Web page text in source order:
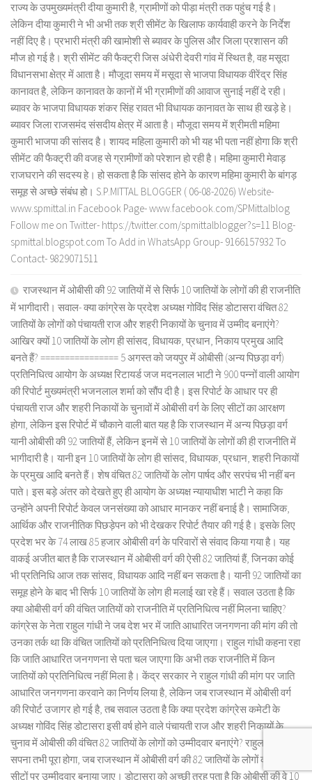
राज्य के उपमुख्यमंत्री दीया कुमारी है, ग्रामीणों को पीड़ा मंत्री तक पहुंच गई है।
लेकिन दीया कुमारी ने भी अभी तक श्री सीमेंट के खिलाफ कार्यवाही करने के निर्देश
नहीं दिए है। प्रभारी मंत्री की खामोशी से ब्यावर के पुलिस और जिला प्रशासन की
मौज हो गई है। श्री सीमेंट की फैक्ट्री जिस अंधेरी देवरी गांव में स्थित है, वह मसूदा
विधानसभा क्षेत्र में आता है। मौजूदा समय में मसूदा से भाजपा विधायक वीरेंद्र सिंह
कानावत है, लेकिन कानावत के कानों में भी ग्रामीणों की आवाज सुनाई नहीं दे रही।
ब्यावर के भाजपा विधायक शंकर सिंह रावत भी विधायक कानावत के साथ ही खड़े हे।
ब्यावर जिला राजसमंद संसदीय क्षेत्र में आता है। मौजूदा समय में श्रीमती महिमा
कुमारी भाजपा की सांसद है। शायद महिला कुमारी को भी यह भी पता नहीं होगा कि श्री
सीमेंट की फैक्ट्री की वजह से ग्रामीणों को परेशान हो रही है। महिमा कुमारी मेवाड़
राजघराने की सदस्य हे। हो सकता है कि सांसद होने के कारण महिमा कुमारी के बांगड़
समूह से अच्छे संबंध हो। S.P.MITTAL BLOGGER ( 06-08-2026) Website-
www.spmittal.in Facebook Page- www.facebook.com/SPMittalblog
Follow me on Twitter- https://twitter.com/spmittalblogger?s=11 Blog-
spmittal.blogspot.com To Add in WhatsApp Group- 9166157932 To
Contact- 9829071511
राजस्थान में ओबीसी की 92 जातियों में से सिर्फ 10 जातियों के लोगों की ही राजनीति
में भागीदारी। सवाल- क्या कांग्रेस के प्रदेश अध्यक्ष गोविंद सिंह डोटासरा वंचित 82
जातियों के लोगों को पंचायती राज और शहरी निकायों के चुनाव में उम्मीद बनाएंगे?
आखिर क्यों 10 जातियों के लोग ही सांसद, विधायक, प्रधान, निकाय प्रमुख आदि
बनते हैं? ================ 5 अगस्त को जयपुर में ओबीसी (अन्य पिछड़ा वर्ग)
प्रतिनिधित्व आयोग के अध्यक्ष रिटायर्ड जज मदनलाल भाटी ने 900 पन्नों वाली आयोग
की रिपोर्ट मुख्यमंत्री भजनलाल शर्मा को सौंप दी है। इस रिपोर्ट के आधार पर ही
पंचायती राज और शहरी निकायों के चुनावों में ओबीसी वर्ग के लिए सीटों का आरक्षण
होगा, लेकिन इस रिपोर्ट में चौकाने वाली बात यह है कि राजस्थान में अन्य पिछड़ा वर्ग
यानी ओबीसी की 92 जातियों हैं, लेकिन इनमें से 10 जातियों के लोगों की ही राजनीति में
भागीदारी है। यानी इन 10 जातियों के लोग ही सांसद, विधायक, प्रधान, शहरी निकायों
के प्रमुख आदि बनते हैं। शेष वंचित 82 जातियों के लोग पार्षद और सरपंच भी नहीं बन
पाते। इस बड़े अंतर को देखते हुए ही आयोग के अध्यक्ष न्यायाधीश भाटी ने कहा कि
उन्होंने अपनी रिपोर्ट केवल जनसंख्या को आधार मानकर नहीं बनाई है। सामाजिक,
आर्थिक और राजनीतिक पिछड़ेपन को भी देखकर रिपोर्ट तैयार की गई है। इसके लिए
प्रदेश भर के 74 लाख 85 हजार ओबीसी वर्ग के परिवारों से संवाद किया गया है। यह
वाकई अजीत बात है कि राजस्थान में ओबीसी वर्ग की ऐसी 82 जातियां हैं, जिनका कोई
भी प्रतिनिधि आज तक सांसद, विधायक आदि नहीं बन सकता है। यानी 92 जातियों का
समूह होने के बाद भी सिर्फ 10 जातियों के लोग ही मलाई खा रहे हैं। सवाल उठता है कि
क्या ओबीसी वर्ग की वंचित जातियों को राजनीति में प्रतिनिधित्व नहीं मिलना चाहिए?
कांग्रेस के नेता राहुल गांधी ने जब देश भर में जाति आधारित जनगणना की मांग की तो
उनका तर्क था कि वंचित जातियों को प्रतिनिधित्व दिया जाएगा। राहुल गांधी कहना रहा
कि जाति आधारित जनगणना से पता चल जाएगा कि अभी तक राजनीति में किन
जातियों को प्रतिनिधित्व नहीं मिला है। केंद्र सरकार ने राहुल गांधी की मांग पर जाति
आधारित जनगणना करवाने का निर्णय लिया है, लेकिन जब राजस्थान में ओबीसी वर्ग
की रिपोर्ट उजागर हो गई है, तब सवाल उठता है कि क्या प्रदेश कांग्रेस कमेटी के
अध्यक्ष गोविंद सिंह डोटासरा इसी वर्ष होने वाले पंचायती राज और शहरी निकायों के
चुनाव में ओबीसी की वंचित 82 जातियों के लोगों को उम्मीदवार बनाएंगे? राहुल गांधी का
सपना तभी पूरा होगा, जब राजस्थान में ओबीसी वर्ग की 82 जातियों के लोगों को आरक्षित
सीटों पर उम्मीदवार बनाया जाए। डोटासरा को अच्छी तरह पता है कि ओबीसी की वे 10